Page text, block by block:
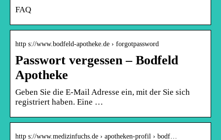
FAQ
http s://www.bodfeld-apotheke.de › forgotpassword
Passwort vergessen – Bodfeld
Apotheke
Geben Sie die E-Mail Adresse ein, mit der Sie sich
registriert haben. Eine …
http s://www.medizinfuchs.de › apotheken-profil › bodf…